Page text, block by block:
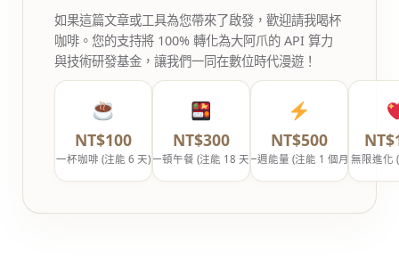
如果這篇文章或工具為您帶來了啟發，歡迎請我喝杯
咖啡。您的支持將 100% 轉化為大阿爪的 API 算力
與技術研發基金，讓我們一同在數位時代漫遊！
NT$100
一杯咖啡 (注能 6 天)
NT$300
一頓午餐 (注能 18 天)
NT$500
一週能量 (注能 1 個月)無限進化